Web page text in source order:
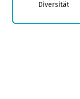
Diversität